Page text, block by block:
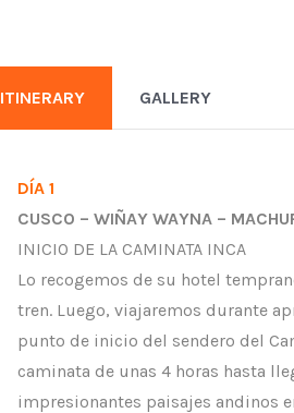
ITINERARY GALLERY
DÍA 1
CUSCO – WIÑAY WAYNA –
INICIO DE LA CAMINATA INCA
Lo recogemos de su hotel
tren. Luego, viajaremos durante
punto de inicio del sendero del
caminata de unas 4 horas hasta
impresionantes paisajes andinos